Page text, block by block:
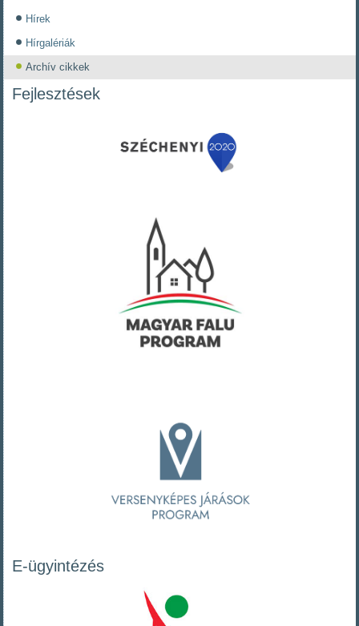
Hírek
Hírgalériák
Archív cikkek
Fejlesztések
E-ügyintézés